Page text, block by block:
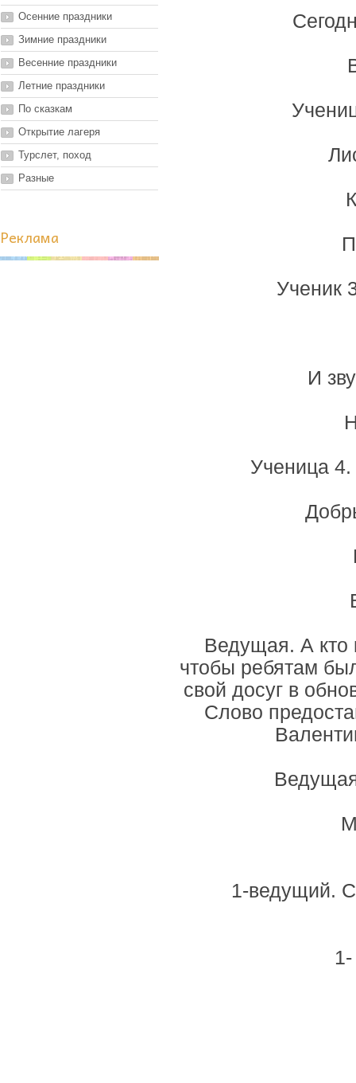
Осенние праздники
Зимние праздники
Весенние праздники
Летние праздники
По сказкам
Открытие лагеря
Турслет, поход
Разные
Реклама
Ученик
И
Ученица
Ведущая. А кто
чтобы ребятам
свой досуг в
Слово
1-ведущий.